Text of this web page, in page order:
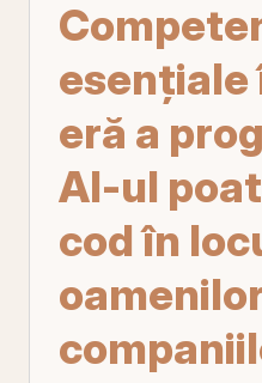
esențiale
eră a
AI-ul
cod în